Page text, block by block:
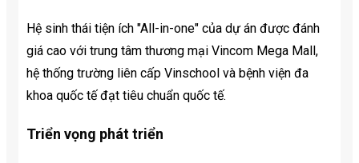
Hệ sinh thái tiện ích "All-in-one" của dự án được đánh
giá cao với trung tâm thương mại Vincom Mega Mall,
hệ thống trường liên cấp Vinschool và bệnh viện đa
khoa quốc tế đạt tiêu chuẩn quốc tế.
Triển vọng phát triển